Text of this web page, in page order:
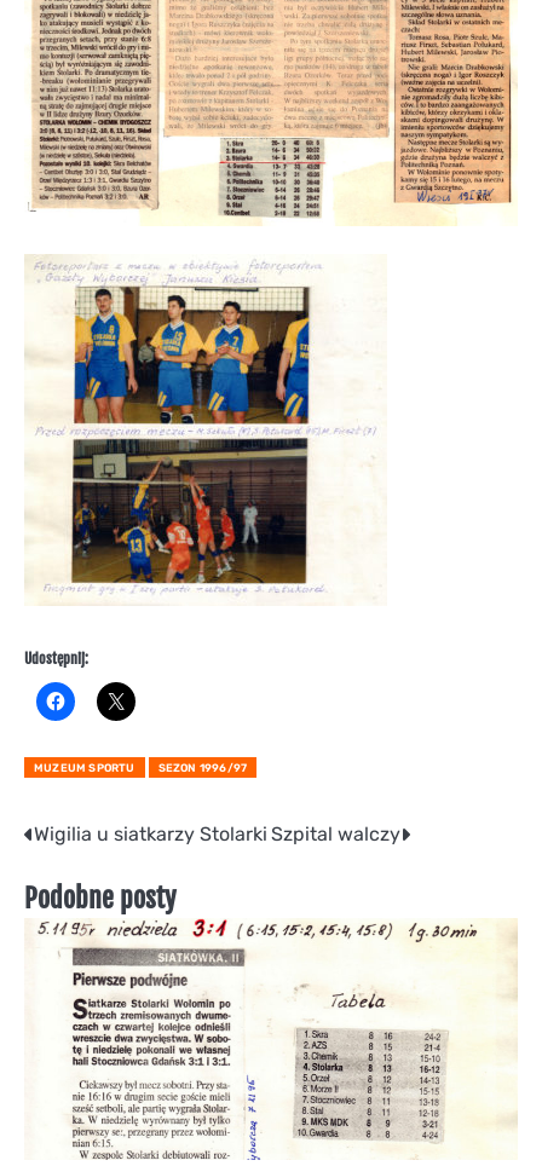
Udostępnij:
MUZEUM SPORTU SEZON 1996/97
Nawigacja
wpisu
Wigilia u siatkarzy Stolarki Szpital walczy
Podobne posty